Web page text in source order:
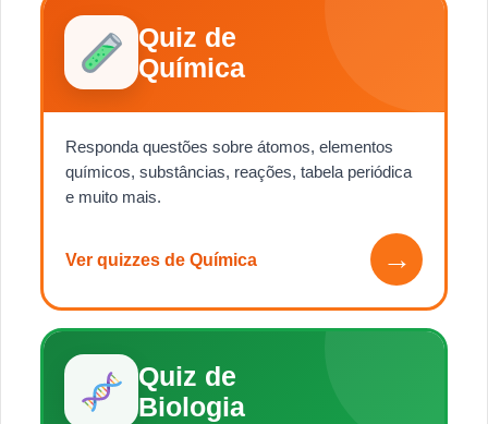
Quiz de
Química
Responda questões sobre átomos, elementos
químicos, substâncias, reações, tabela periódica
e muito mais.
Ver quizzes de Química →
Quiz de
Biologia